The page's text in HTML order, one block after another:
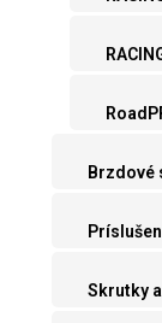
Brzdové
Skrutky